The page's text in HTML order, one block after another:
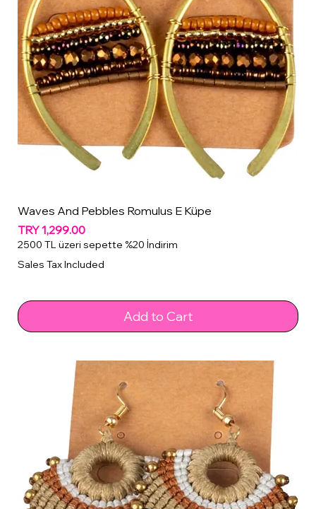
Waves And Pebbles Romulus E Küpe
Price
TRY 1,299.00
2500 TL üzeri sepette %20 İndirim
Sales Tax Included
Add to Cart